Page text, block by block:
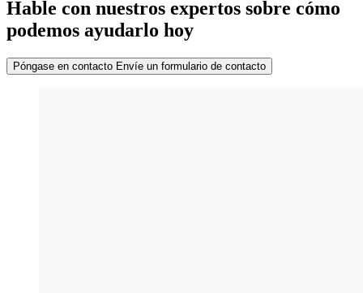
Hable con nuestros expertos sobre cómo
podemos ayudarlo hoy
Póngase en contacto Envíe un formulario de contacto